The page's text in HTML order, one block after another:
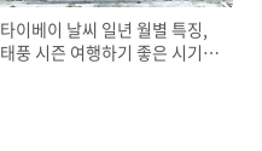
타이베이 날씨 일년 월별 특징,
태풍 시즌 여행하기 좋은 시기